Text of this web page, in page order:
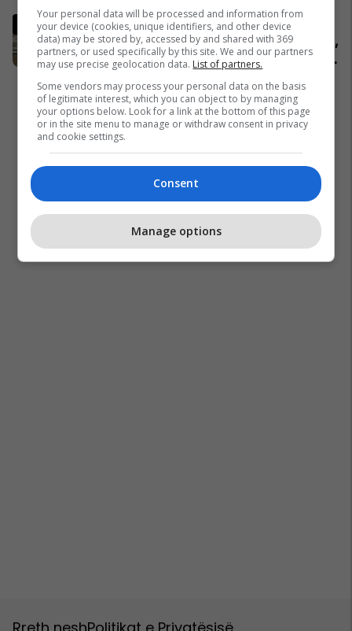
Pacolli: Nëse Shqipëria zgjidh
kontratën për Aeroportin e Vlorës,
MABCO do t’i drejtohet arbitrazhit
Your personal data will be processed and information from
your device (cookies, unique identifiers, and other device
data) may be stored by, accessed by and shared with 369
partners, or used specifically by this site. We and our partners
may use precise geolocation data. List of partners.
Some vendors may process your personal data on the basis
of legitimate interest, which you can object to by managing
your options below. Look for a link at the bottom of this page
or in the site menu to manage or withdraw consent in privacy
and cookie settings.
Consent
Manage options